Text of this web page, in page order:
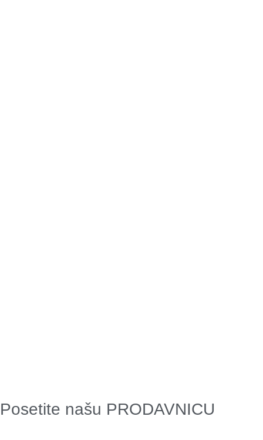
Posetite našu PRODAVNICU